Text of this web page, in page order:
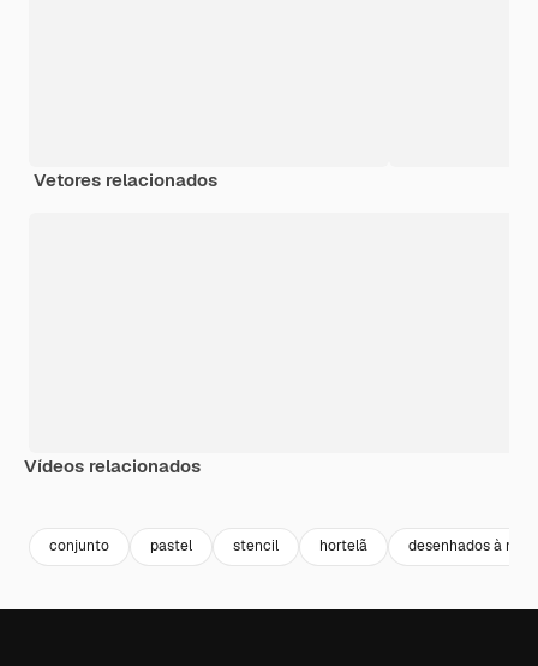
Vetores relacionados
Vídeos relacionados
conjunto pastel stencil hortelã desenhados à mão